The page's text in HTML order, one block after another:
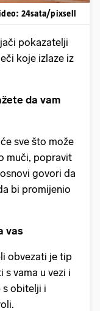
24sata/pixsell
pokazatelji
koje izlaze iz
da vam
sve što može
muči, popravit
govori da
bi promijenio
vas
obvezati je tip
s vama u vezi i
s obitelji i